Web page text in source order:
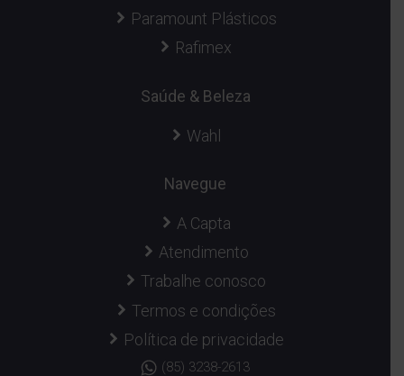
Paramount Plásticos
Rafimex
Saúde & Beleza
Wahl
Navegue
A Capta
Atendimento
Trabalhe conosco
Termos e condições
Política de privacidade
(85) 3238-2613